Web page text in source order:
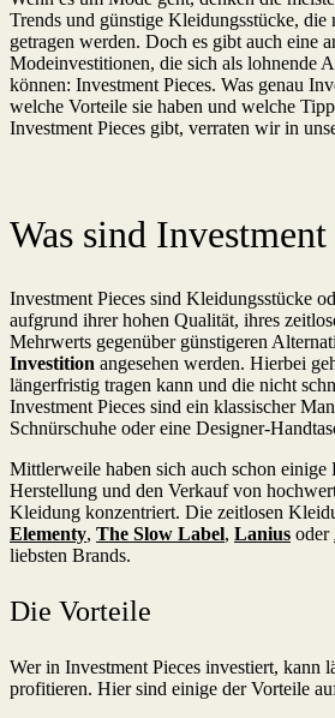
Trends und günstige Kleidungsstücke, die
getragen werden. Doch es gibt auch eine
Modeinvestitionen, die sich als lohnende
können: Investment Pieces. Was genau
welche Vorteile sie haben und welche
Investment Pieces gibt, verraten wir in
Was sind Investment
Investment Pieces sind Kleidungsstücke
aufgrund ihrer hohen Qualität, ihres
Mehrwerts gegenüber günstigeren
Investition angesehen werden. Hierbei
längerfristig tragen kann und die nicht
Investment Pieces sind ein klassischer
Schnürschuhe oder eine Designer-
Mittlerweile haben sich auch schon einige
Herstellung und den Verkauf von
Kleidung konzentriert. Die zeitlosen
Elementy, The Slow Label, Lanius oder
liebsten Brands.
Die Vorteile
Wer in Investment Pieces investiert, kann
profitieren. Hier sind einige der Vorteile